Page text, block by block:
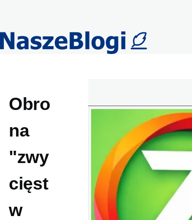
Obro
na
"zwy
cięst
w